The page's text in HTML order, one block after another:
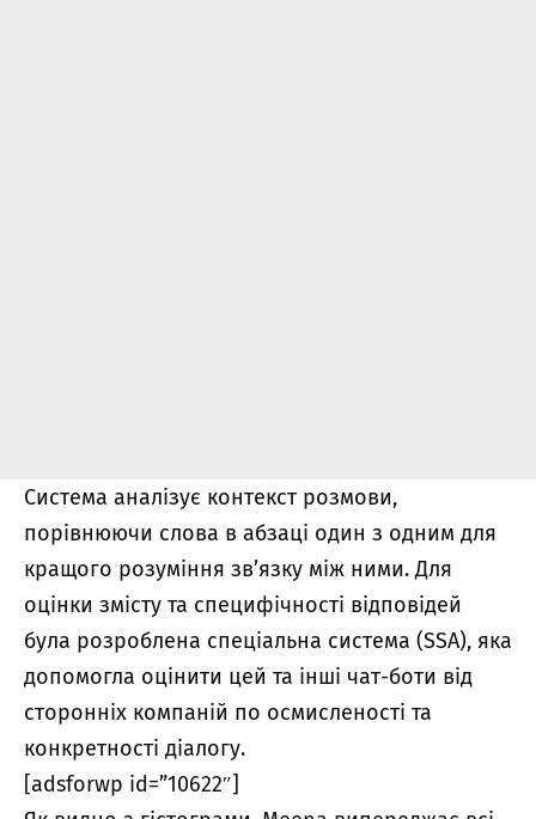
Система аналізує контекст розмови,
порівнюючи слова в абзаці один з одним для
кращого розуміння зв’язку між ними.Для
оцінки змісту та специфічності відповідей
була розроблена спеціальна система (SSA), яка
допомогла оцінити цей та інші чат-боти від
сторонніх компаній по осмисленості та
конкретності діалогу.
[adsforwp id=”10622″]